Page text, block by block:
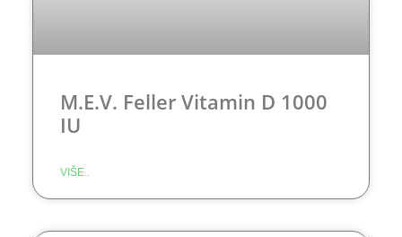
M.E.V. Feller Vitamin D 1000
IU
VIŠE..